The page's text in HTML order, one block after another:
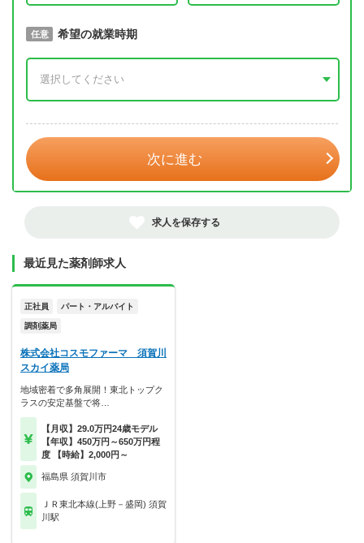
必須 取得予定年
任意 希望の就業時期
次に進む
求人を保存する
最近見た薬剤師求人
正社員 パート・アルバイト
調剤薬局
株式会社コスモファーマ 須賀川
スカイ薬局
地域密着で多角展開！東北トップク
ラスの安定基盤で将…
【月収】29.0万円24歳モデル
【年収】450万円～650万円程
度 【時給】2,000円～
福島県 須賀川市
ＪＲ東北本線(上野－盛岡) 須賀
川駅